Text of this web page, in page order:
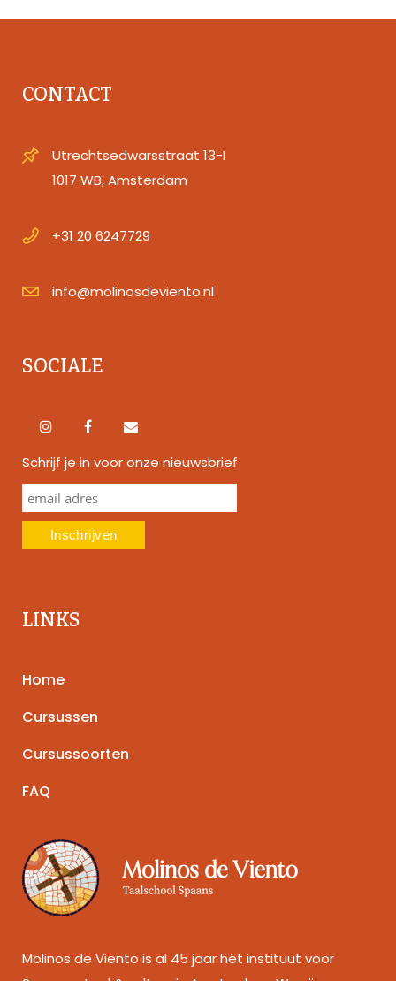
CONTACT
Utrechtsedwarsstraat 13-I
1017 WB, Amsterdam
+31 20 6247729
info@molinosdeviento.nl
SOCIALE
Schrijf je in voor onze nieuwsbrief
LINKS
Home
Cursussen
Cursussoorten
FAQ
Molinos de Viento is al 45 jaar hét instituut voor